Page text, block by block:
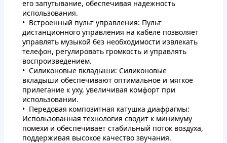
его запутывание, обеспечивая надежность
использования.
Встроенный пульт управления: Пульт
дистанционного управления на кабеле позволяет
управлять музыкой без необходимости извлекать
телефон, регулировать громкость и управлять
воспроизведением.
Силиконовые вкладыши: Силиконовые
вкладыши обеспечивают оптимальное и мягкое
прилегание к уху, увеличивая комфорт при
использовании.
Передовая композитная катушка диафрагмы:
Использованная технология сводит к минимуму
помехи и обеспечивает стабильный поток воздуха,
поддерживая высокое качество звучания.